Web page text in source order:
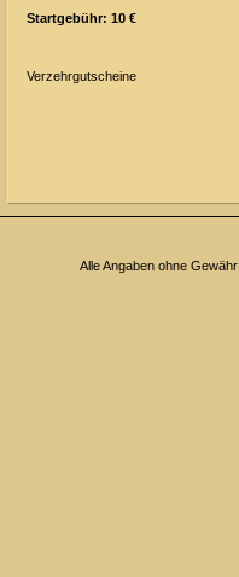
Startgebühr: 10 €
Verzehrgutscheine
Alle Angaben ohne Gewähr